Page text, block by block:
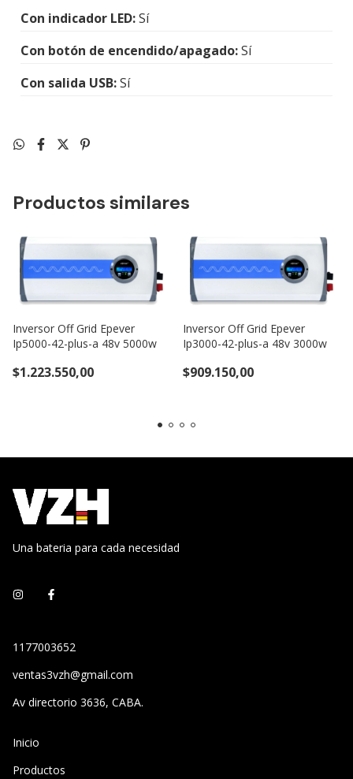
Con indicador LED:Sí
Con botón de encendido/apagado:Sí
Con salida USB:Sí
Productos similares
Inversor Off Grid Epever
Ip5000-42-plus-a 48v 5000w
$1.223.550,00
Inversor Off Grid Epever
Ip3000-42-plus-a 48v 3000w
$909.150,00
Una bateria para cada necesidad
1177003652
ventas3vzh@gmail.com
Av directorio 3636, CABA.
Inicio
Productos